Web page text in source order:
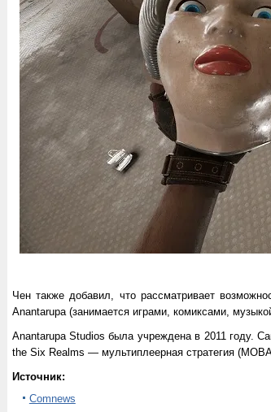
Чен также добавил, что рассматривает
Anantarupa (занимается играми, комиксами,
Anantarupa Studios была учреждена в 2011 году.
the Six Realms — мультиплеерная стратегия
Источник:
Comnews